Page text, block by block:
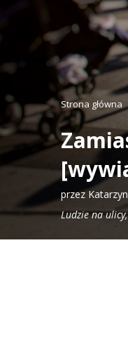
Strona główna
przez
Ludzie na